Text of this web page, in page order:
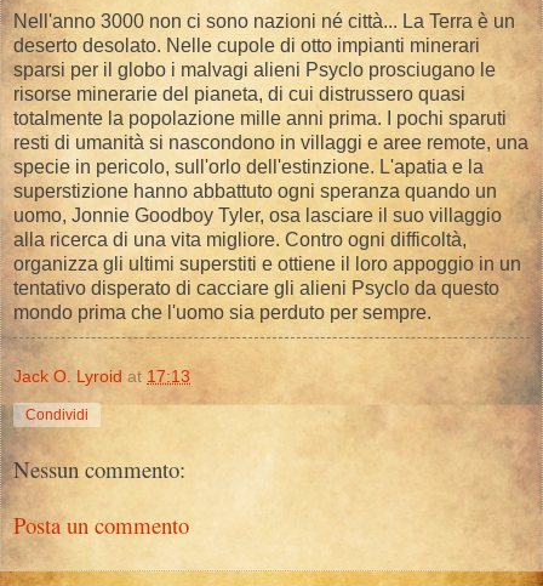
Nell'anno 3000 non ci sono nazioni né città... La Terra è un
deserto desolato. Nelle cupole di otto impianti minerari
sparsi per il globo i malvagi alieni Psyclo prosciugano le
risorse minerarie del pianeta, di cui distrussero quasi
totalmente la popolazione mille anni prima. I pochi sparuti
resti di umanità si nascondono in villaggi e aree remote, una
specie in pericolo, sull'orlo dell'estinzione. L'apatia e la
superstizione hanno abbattuto ogni speranza quando un
uomo, Jonnie Goodboy Tyler, osa lasciare il suo villaggio
alla ricerca di una vita migliore. Contro ogni difficoltà,
organizza gli ultimi superstiti e ottiene il loro appoggio in un
tentativo disperato di cacciare gli alieni Psyclo da questo
mondo prima che l'uomo sia perduto per sempre.
Jack O. Lyroid at 17:13
Condividi
Nessun commento:
Posta un commento